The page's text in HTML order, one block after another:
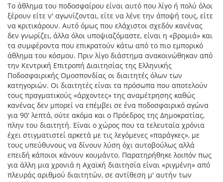
Το άθλημα του ποδοσφαίρου είναι αυτό που λίγο ή πολύ όλοι
ξέρουν είτε ν' αγωνίζονται, είτε να λένε την άποψή τους, είτε
να κριτικάρουν. Αυτό όμως που ελάχιστοι σχεδόν κανένας
δεν γνωρίζει, άλλα όλοι υποψιαζόμαστε, είναι η «βρομιά» και
τα συμφέροντα που επικρατούν κάτω από το πιο εμπορικό
άθλημα του κόσμου. Πριν λίγο διάστημα ανακοινώθηκαν από
την Κεντρική Επιτροπή Διαιτησίας της Ελληνικής
Ποδοσφαιρικής Ομοσπονδίας οι διαιτητές όλων των
κατηγοριών. Οι διαιτητές είναι τα πρόσωπα που αποτελούν
τους πραγματικούς «άρχοντες» της αναμέτρησης καθώς
κανένας δεν μπορεί να επέμβει σε ένα ποδοσφαιρικό αγώνα
για 90' λεπτά, ούτε ακόμα και ο Πρόεδρος της Δημοκρατίας,
πλην του διαιτητή. Είναι ο χώρος που τα τελευταία χρόνια
έχει στιγματιστεί αρκετά με τις λεγόμενες «παράγκες», με
τους υπεύθυνους να δίνουν λύση όχι αυτοβούλως αλλά
επειδή κάποιοι κάνουν κουμάντο. Παρατηρήθηκε λοιπόν πως
για άλλη μια χρονιά η Αχαϊκή διαιτησία είναι «ριγμένη» από
πλευράς αριθμού διαιτητών, σε αντίθεση μ' αυτήν των